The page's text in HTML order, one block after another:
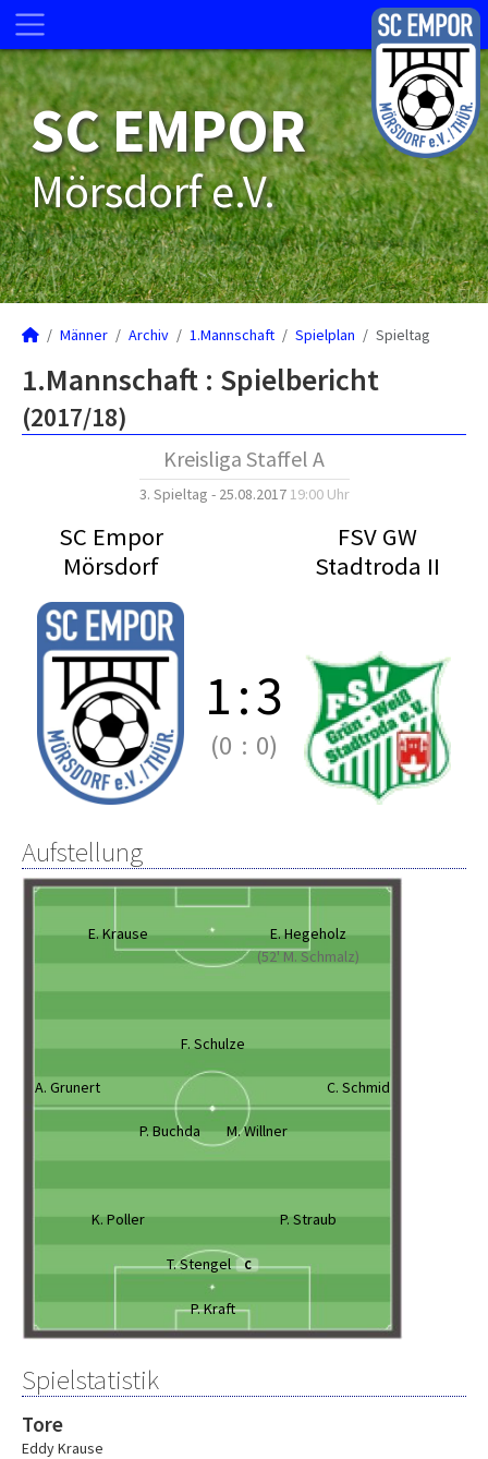
SC EMPOR
Mörsdorf e.V.
Männer Archiv 1.Mannschaft Spielplan Spieltag
1.Mannschaft : Spielbericht
(2017/18)
Kreisliga Staffel A
3. Spieltag - 25.08.2017 19:00 Uhr
SC Empor
Mörsdorf
FSV GW
Stadtroda II
1:3
(0 : 0)
Aufstellung
E. Krause
E. Hegeholz
(52' M. Schmalz)
F. Schulze
A. Grunert C. Schmid
P. Buchda M. Willner
K. Poller P. Straub
T. Stengel C
P. Kraft
Spielstatistik
Tore
Eddy Krause